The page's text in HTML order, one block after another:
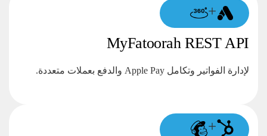
+
MyFatoorah REST API
لإدارة الفواتير وتكامل Apple Pay والدفع بعملات متعددة.
+